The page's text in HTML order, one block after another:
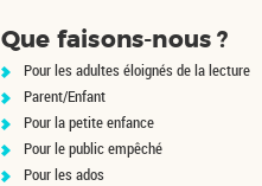
Que faisons-nous ?
Pour les adultes éloignés de la lecture
Parent/Enfant
Pour la petite enfance
Pour le public empêché
Pour les ados